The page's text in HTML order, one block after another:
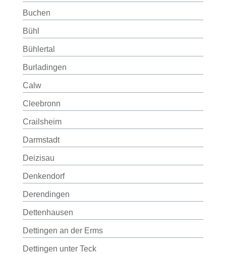
Buchen
Bühl
Bühlertal
Burladingen
Calw
Cleebronn
Crailsheim
Darmstadt
Deizisau
Denkendorf
Derendingen
Dettenhausen
Dettingen an der Erms
Dettingen unter Teck